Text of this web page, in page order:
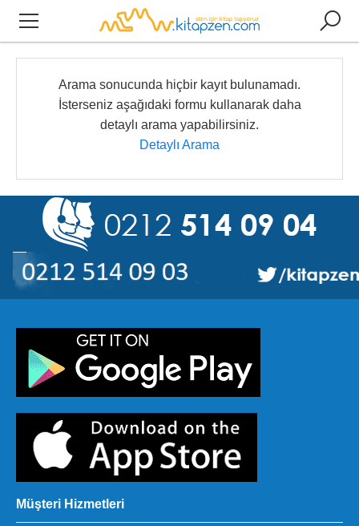
Arama sonucunda hiçbir kayıt bulunamadı.
İsterseniz aşağıdaki formu kullanarak daha
detaylı arama yapabilirsiniz.
Detaylı Arama
Müşteri Hizmetleri